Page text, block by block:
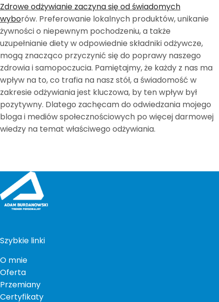
Zdrowe odżywianie zaczyna się od świadomych
wyborów. Preferowanie lokalnych produktów, unikanie
żywności o niepewnym pochodzeniu, a także
uzupełnianie diety w odpowiednie składniki odżywcze,
mogą znacząco przyczynić się do poprawy naszego
zdrowia i samopoczucia. Pamiętajmy, że każdy z nas ma
wpływ na to, co trafia na nasz stół, a świadomość w
zakresie odżywiania jest kluczowa, by ten wpływ był
pozytywny. Dlatego zachęcam do odwiedzania mojego
bloga i mediów społecznościowych po więcej darmowej
wiedzy na temat właściwego odżywiania.
Szybkie linki
O mnie
Oferta
Przemiany
Certyfikaty